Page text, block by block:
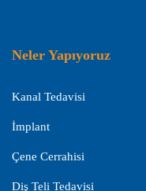
Neler Yapıyoruz
Kanal Tedavisi
İmplant
Çene Cerrahisi
Diş Teli Tedavisi